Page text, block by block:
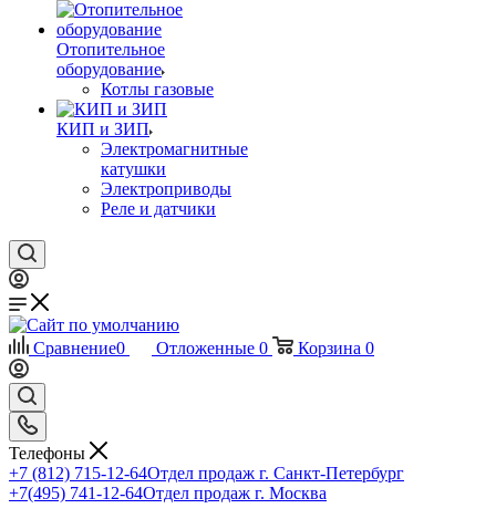
Отопительное
оборудование
Котлы газовые
КИП и ЗИП
Электромагнитные
катушки
Электроприводы
Реле и датчики
Сравнение0 Отложенные 0 Корзина 0
Телефоны
+7 (812) 715-12-64Отдел продаж г. Санкт-Петербург
+7(495) 741-12-64Отдел продаж г. Москва